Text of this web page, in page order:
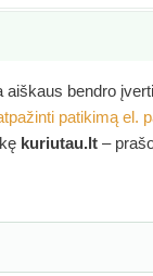
aiškaus bendro
patikimą el.
kuriutau.lt –